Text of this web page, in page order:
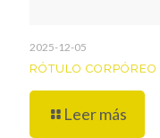
2025-12-05
RÓTULO
Leer más